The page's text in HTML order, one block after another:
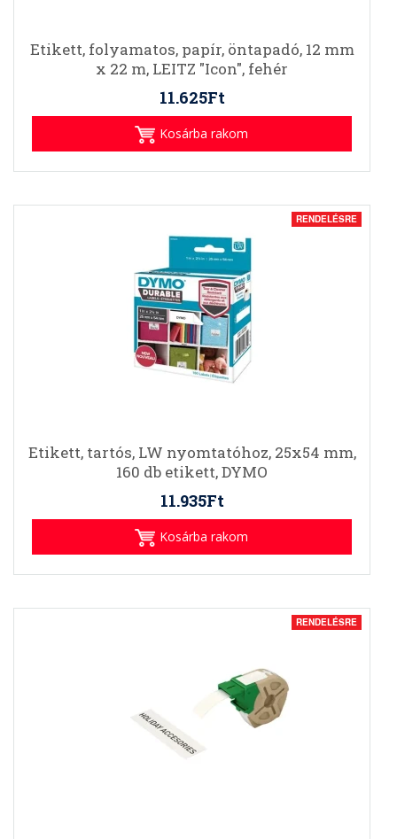
Etikett, folyamatos, papír, öntapadó, 12 mm
x 22 m, LEITZ "Icon", fehér
11.625Ft
Kosárba rakom
RENDELÉSRE
Etikett, tartós, LW nyomtatóhoz, 25x54 mm,
160 db etikett, DYMO
11.935Ft
Kosárba rakom
RENDELÉSRE